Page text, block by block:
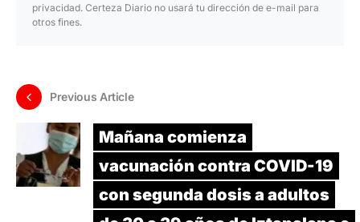
privacidad. Certeza Diario no usará tu dirección de e-mail para
otros fines.
Previous Article
Mañana comienza
vacunación contra COVID-19
con segunda dosis a adultos